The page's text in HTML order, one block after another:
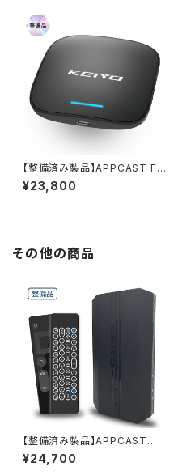
【整備済み製品】APPCAST FO
R BMW AN-S133 ※返品不可
¥23,800
その他の商品
【整備済み製品】APPCASTⅡ
AN-S109Ⅱ ※返品不可
¥24,700